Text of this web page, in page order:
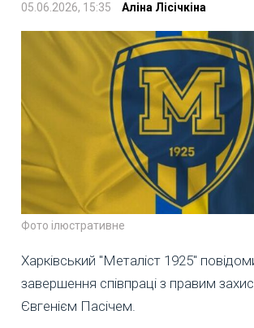
05.06.2026, 15:35 Аліна Лісічкіна
Фото ілюстративне
Харківський "Металіст 1925"
завершення співпраці з правим
Євгенієм Пасічем.